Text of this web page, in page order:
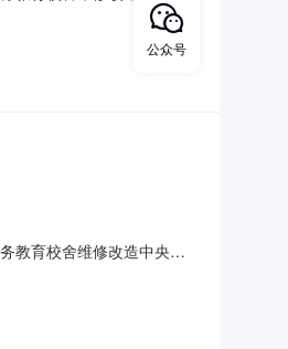
为100%。项目已具备招标
：23174424.9
教育校舍维修改造中央补
：23174424.9
公众号